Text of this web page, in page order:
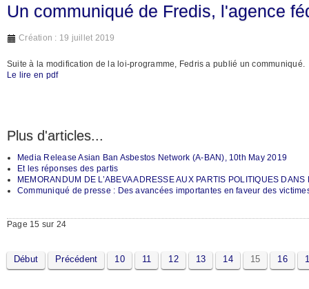
Un communiqué de Fredis, l'agence
Création : 19 juillet 2019
Suite à la modification de la loi-programme, Fedris a publié un communiqué.
Le lire en pdf
Plus d'articles...
Media Release Asian Ban Asbestos Network (A-BAN), 10th May 2019
Et les réponses des partis
MEMORANDUM DE L’ABEVA ADRESSE AUX PARTIS POLITIQUES
Communiqué de presse : Des avancées importantes en faveur des
Page 15 sur 24
Début Précédent 10 11 12 13 14 15 16